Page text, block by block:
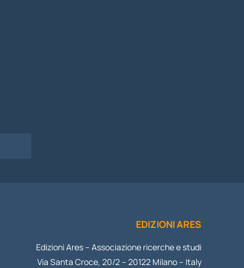
EDIZIONI ARES
Edizioni Ares – Associazione ricerche e studi
Via Santa Croce, 20/2 – 20122 Milano – Italy